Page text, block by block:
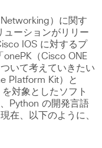
）に関す
ューションがリリー
IOS に対するプ
onePK（Cisco ONE
いて考えていきたい
Platform Kit）と
対象としたソフト
Python の開発言語
在、以下のように、